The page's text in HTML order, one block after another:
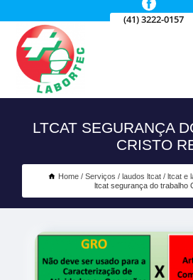
(41) 3222-0157
LTCAT SEGURANÇA
CRISTO
Home Serviços laudos ltcat
ltcat e
ltcat segurança do trabalho